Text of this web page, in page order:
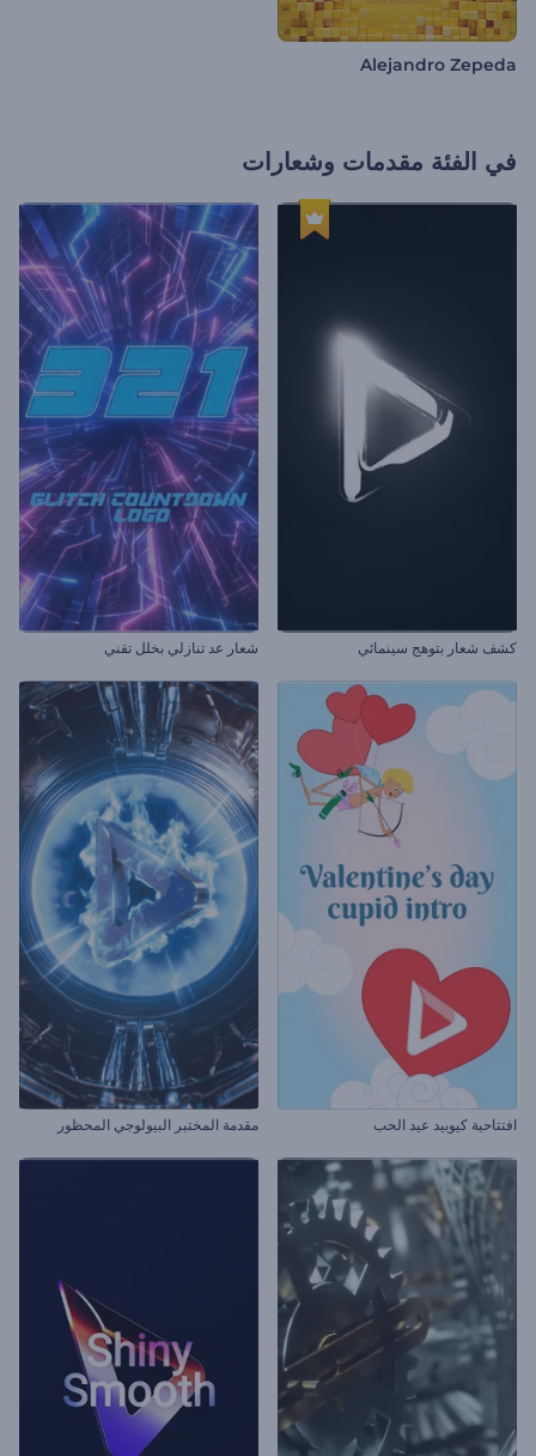
Alejandro Zepeda
في الفئة مقدمات وشعارات
كشف شعار بتوهج سينمائي شعار عد تنازلي بخلل تقني
افتتاحية كيوبيد عيد الحب مقدمة المختبر البيولوجي المحظور